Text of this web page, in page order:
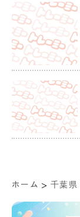
ホーム > 千葉県